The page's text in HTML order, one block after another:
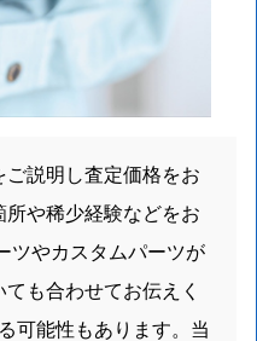
説明し査定価格をお
や稀少経験などをお
ツやカスタムパーツが
も合わせてお伝えく
可能性もあります。当